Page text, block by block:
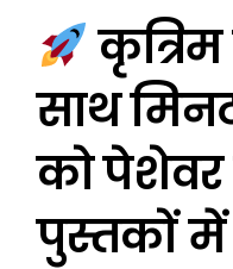
कृत्रिम
साथ
को पेशेवर
पुस्तकों